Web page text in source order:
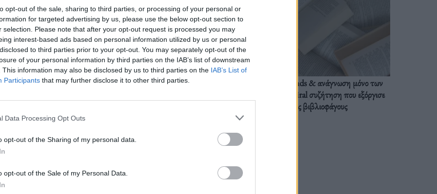
opt-out of the sale, sharing to third parties, or processing of your personal or
for targeted advertising by us, please use the below opt-out section to
selection. Please note that after your opt-out request is processed you may
interest-based ads based on personal information utilized by us or personal
to third parties prior to your opt-out. You may separately opt-out of the
of your personal information by third parties on the IAB’s list of downstream
This information may also be disclosed by us to third parties on the IAB’s List of
Participants that may further disclose it to other third parties.
Data Processing Opt Outs
opt-out of the Sharing of my personal data.
opt-out of the Sale of my Personal Data.
δομών για την πρόληψη.
→
BookTok trends & ανάγνωση μόνο των
διαλόγων: Η viral συζήτηση που εξόργισε
τους βιβλιοφάγους